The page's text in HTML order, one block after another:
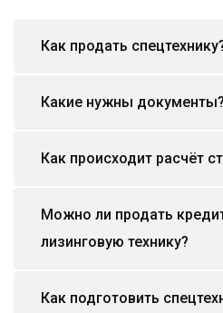
Как продать
Какие нужны документы?
Как происходит расчёт
Можно ли продать
лизинговую технику?
Как подготовить